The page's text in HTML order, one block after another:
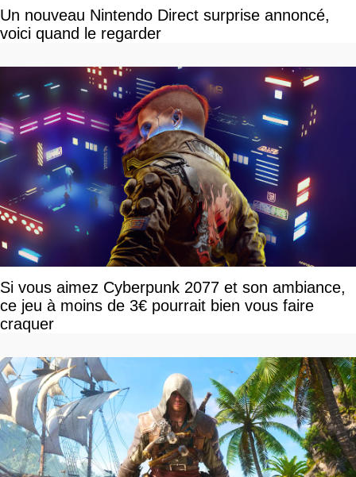
Un nouveau Nintendo Direct surprise annoncé,
voici quand le regarder
Si vous aimez Cyberpunk 2077 et son ambiance,
ce jeu à moins de 3€ pourrait bien vous faire
craquer